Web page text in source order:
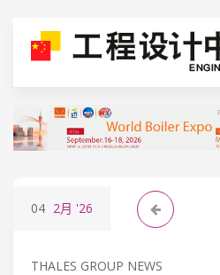
04 2月 '26
THALES GROUP NEWS